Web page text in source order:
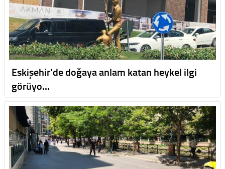
Eskişehir'de doğaya anlam katan heykel ilgi
görüyo…